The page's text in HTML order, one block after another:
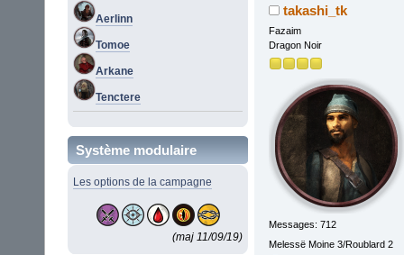
Aerlinn
Tomoe
Arkane
Tenctere
Système modulaire
Les options de la campagne
(maj 11/09/19)
takashi_tk
Fazaim
Dragon Noir
Messages: 712
Melessë Moine 3/Roublard 2